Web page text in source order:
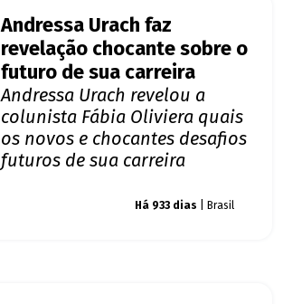
Andressa Urach faz
revelação chocante sobre o
futuro de sua carreira
Andressa Urach revelou a
colunista Fábia Oliviera quais
os novos e chocantes desafios
futuros de sua carreira
Há 933 dias | Brasil